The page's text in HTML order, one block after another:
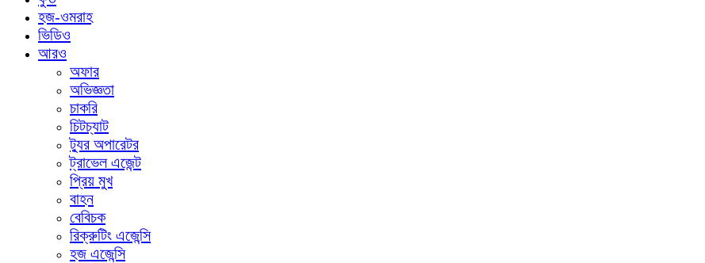
হজ-ওমরাহ
ভিডিও
আরও
অফার
অভিজ্ঞতা
চাকরি
চিটচ্যাট
ট্যুর অপারেটর
ট্রাভেল এজেন্ট
প্রিয় মুখ
বাহন
বেবিচক
রিক্রুটিং এজেন্সি
হজ এজেন্সি